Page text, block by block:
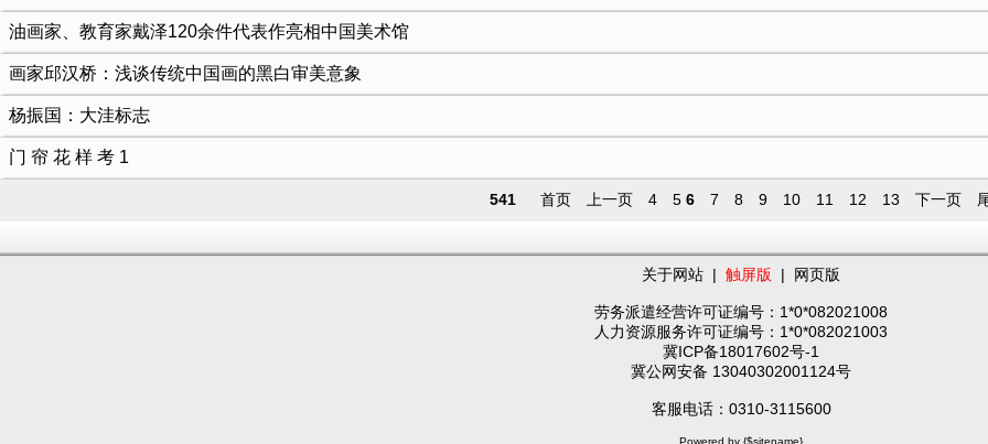
油画家、教育家戴泽120余件代表作亮相中国美术馆
画家邱汉桥：浅谈传统中国画的黑白审美意象
杨振国：大洼标志
门 帘 花 样 考 1
541 首页 上一页 4 5 6 7 8 9 10 11 12 13 下一页
关于网站 | 触屏版 | 网页版
劳务派遣经营许可证编号：1*0*082021008
人力资源服务许可证编号：1*0*082021003
冀ICP备18017602号-1
冀公网安备 13040302001124号
客服电话：0310-3115600
Powered by {$sitename}